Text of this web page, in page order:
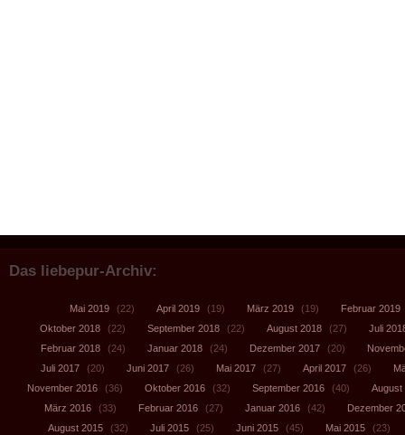
Das liebepur-Archiv:
Mai 2019 (22) April 2019 (19) März 2019 (19) Februar 2019
Oktober 2018
(22) September 2018 (22) August 2018 (27)
Juli
Februar 2018
(24) Januar 2018 (24) Dezember 2017 (20)
Juli 2017
(20) Juni 2017 (26) Mai 2017 (27) April 2017 (26)
November 2016
(36) Oktober 2016 (32) September 2016 (40)
August
März 2016
(33) Februar 2016 (27) Januar 2016 (42)
Dezember
August 2015
(32) Juli 2015 (25) Juni 2015 (45) Mai 2015
(23)